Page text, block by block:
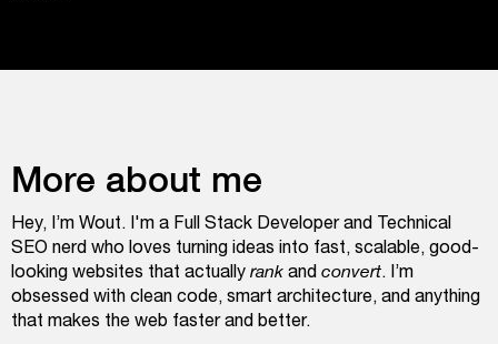
More about me
Hey, I’m Wout. I'm a Full Stack Developer and Technical
SEO nerd who loves turning ideas into fast, scalable, good-
looking websites that actually rank and convert. I’m
obsessed with clean code, smart architecture, and anything
that makes the web faster and better.